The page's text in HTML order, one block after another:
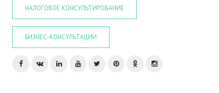
НАЛОГОВОЕ КОНСУЛЬТИРОВАНИЕ
БИЗНЕС-КОНСУЛЬТАЦИИ